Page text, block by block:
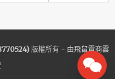
版權所有 - 由飛鼠電商雲